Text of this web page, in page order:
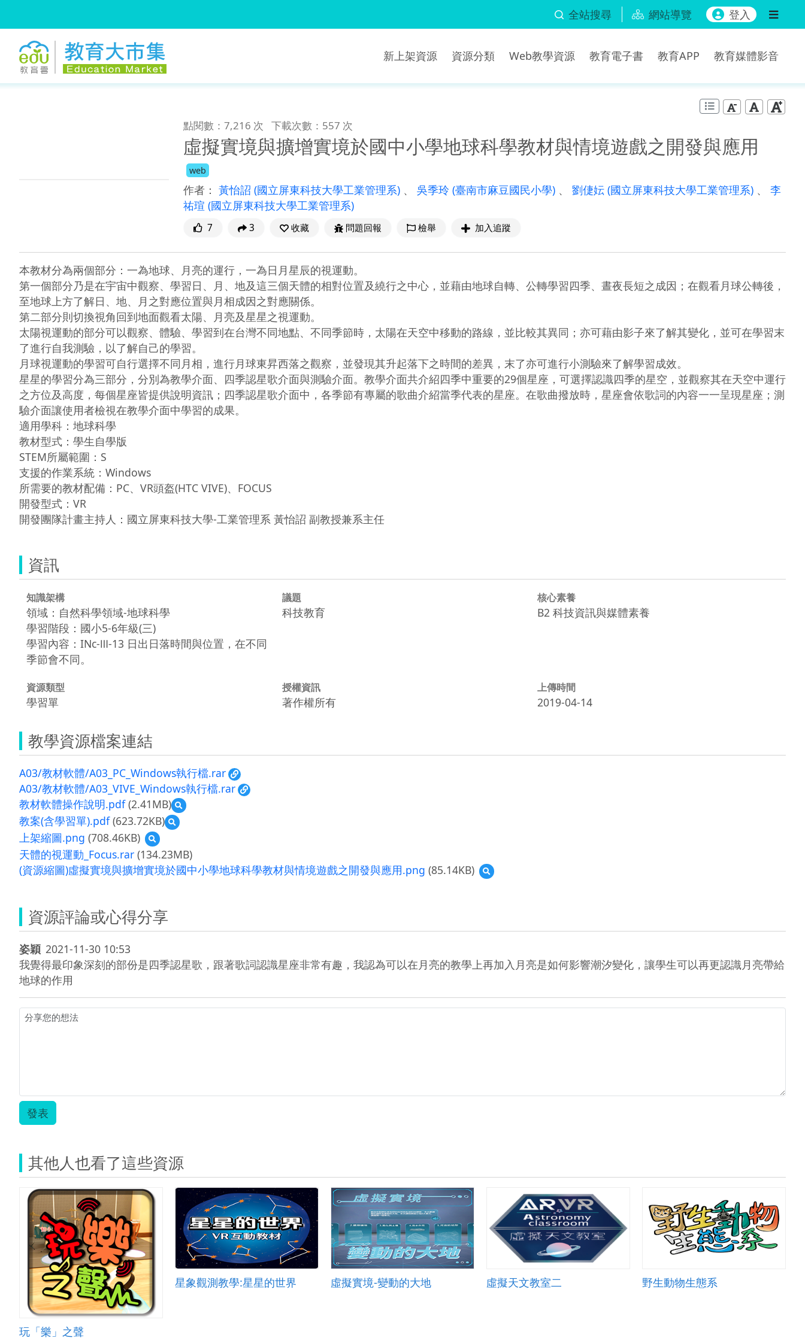
全站搜尋 網站導覽 登入
新上架資源 資源分類 Web教學資源 教育電子書 教育APP 教育媒體影音
點閱數：7,216 次 下載次數：557 次
虛擬實境與擴增實境於國中小學地球科學教材與情境遊戲之開發與應用
web
作者： 黃怡詔 (國立屏東科技大學工業管理系) 、 吳季玲 (臺南市麻豆國民小學) 、 劉倢妘 (國立屏東科技大學工業管理系) 、 李
祐瑄 (國立屏東科技大學工業管理系)
7 3 收藏 問題回報 檢舉 加入追蹤
本教材分為兩個部分：一為地球、月亮的運行，一為日月星辰的視運動。
第一個部分乃是在宇宙中觀察、學習日、月、地及這三個天體的相對位置及繞行之中心，並藉由地球自轉、公轉學習四季、晝夜長短之成因；在觀看月球公轉後，
至地球上方了解日、地、月之對應位置與月相成因之對應關係。
第二部分則切換視角回到地面觀看太陽、月亮及星星之視運動。
太陽視運動的部分可以觀察、體驗、學習到在台灣不同地點、不同季節時，太陽在天空中移動的路線，並比較其異同；亦可藉由影子來了解其變化，並可在學習末
了進行自我測驗，以了解自己的學習。
月球視運動的學習可自行選擇不同月相，進行月球東昇西落之觀察，並發現其升起落下之時間的差異，末了亦可進行小測驗來了解學習成效。
星星的學習分為三部分，分別為教學介面、四季認星歌介面與測驗介面。教學介面共介紹四季中重要的29個星座，可選擇認識四季的星空，並觀察其在天空中運行
之方位及高度，每個星座皆提供說明資訊；四季認星歌介面中，各季節有專屬的歌曲介紹當季代表的星座。在歌曲撥放時，星座會依歌詞的內容一一呈現星座；測
驗介面讓使用者檢視在教學介面中學習的成果。
適用學科：地球科學
教材型式：學生自學版
STEM所屬範圍：S
支援的作業系統：Windows
所需要的教材配備：PC、VR頭盔(HTC VIVE)、FOCUS
開發型式：VR
資訊
知識架構
領域：自然科學領域-地球科學
學習階段：國小5-6年級(三)
學習內容：INc-Ⅲ-13 日出日落時間與位置，在不同
季節會不同。
議題
科技教育
核心素養
B2 科技資訊與媒體素養
資源類型
學習單
授權資訊
著作權所有
上傳時間
2019-04-14
教學資源檔案連結
A03/教材軟體/A03_PC_Windows執行檔.rar
A03/教材軟體/A03_VIVE_Windows執行檔.rar
教材軟體操作說明.pdf(2.41MB)
預
覽
軟
體
操
教案(含學習單).pdf(623.72KB)
預
覽
案
(含
學
上架縮圖.png (708.46KB)
預
覽
上
架
天體的視運動_Focus.rar (134.23MB)
(資源縮圖)虛擬實境與擴增實境於國中小學地球科學教材與情境遊戲之開發與應用.png (85.14KB)
預
覽
實
境
擴
增
地
情
之
開
用.png
資源評論或心得分享
姿穎 2021-11-30 10:53
我覺得最印象深刻的部份是四季認星歌，跟著歌詞認識星座非常有趣，我認為可以在月亮的教學上再加入月亮是如何影響潮汐變化，讓學生可以再更認識月亮帶給
地球的作用
發表
其他人也看了這些資源
玩「樂」之聲
星象觀測教學:星星的世界 虛擬實境-變動的大地 虛擬天文教室二 野生動物生態系